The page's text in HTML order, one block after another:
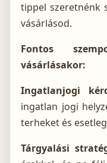
tippel szeretnénk
vásárlásod.
Fontos
vásárlásakor:
Ingatlanjogi
ingatlan jogi
terheket és
Tárgyalási